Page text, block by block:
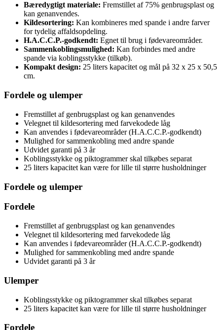
Bæredygtigt materiale: Fremstillet af 75% genbrugsplast og
kan genanvendes.
Kildesortering: Kan kombineres med spande i andre farver
for tydelig affaldsopdeling.
H.A.C.C.P.-godkendt: Egnet til brug i fødevareområder.
Sammenkoblingsmulighed: Kan forbindes med andre
spande via koblingsstykke (tilkøb).
Kompakt design: 25 liters kapacitet og mål på 32 x 25 x 50,5
cm.
Fordele og ulemper
Fremstillet af genbrugsplast og kan genanvendes
Velegnet til kildesortering med farvekodede låg
Kan anvendes i fødevareområder (H.A.C.C.P.-godkendt)
Mulighed for sammenkobling med andre spande
Udvidet garanti på 3 år
Koblingsstykke og piktogrammer skal tilkøbes separat
25 liters kapacitet kan være for lille til større husholdninger
Fordele og ulemper
Fordele
Fremstillet af genbrugsplast og kan genanvendes
Velegnet til kildesortering med farvekodede låg
Kan anvendes i fødevareområder (H.A.C.C.P.-godkendt)
Mulighed for sammenkobling med andre spande
Udvidet garanti på 3 år
Ulemper
Koblingsstykke og piktogrammer skal tilkøbes separat
25 liters kapacitet kan være for lille til større husholdninger
Fordele